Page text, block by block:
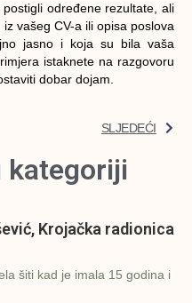
određene rezultate, ali
vašeg CV-a ili opisa poslova
jasno i koja su bila vaša
istaknete na razgovoru
dobar dojam.
SLJEDEĆI
kategoriji
Krojačka radionica
šiti kad je imala 15 godina i